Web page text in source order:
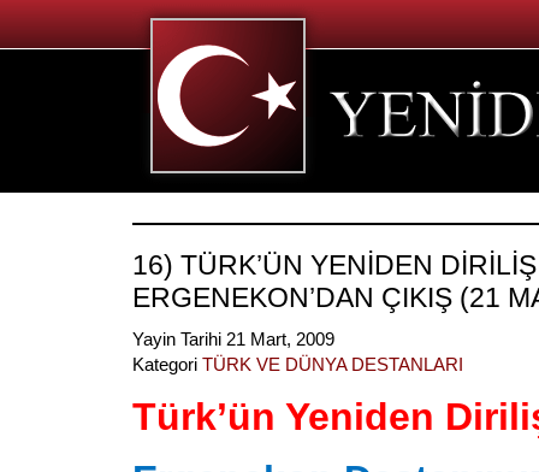
16) TÜRK’ÜN YENİDEN
ERGENEKON’DAN ÇIKIŞ (21
Yayin Tarihi 21 Mart, 2009
Kategori TÜRK VE DÜNYA DESTANLARI
Türk’ün Yeniden